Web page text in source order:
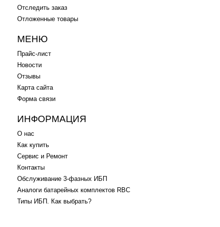
Отследить заказ
Отложенные товары
МЕНЮ
Прайс-лист
Новости
Отзывы
Карта сайта
Форма связи
ИНФОРМАЦИЯ
О нас
Как купить
Сервис и Ремонт
Контакты
Обслуживание 3-фазных ИБП
Аналоги батарейных комплектов RBC
Типы ИБП. Как выбрать?